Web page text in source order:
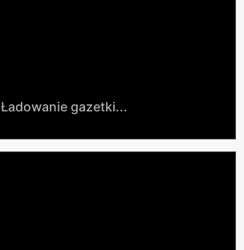
Ładowanie gazetki...